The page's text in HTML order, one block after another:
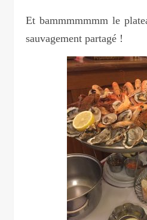
Et bammmmmmm le
sauvagement partagé !